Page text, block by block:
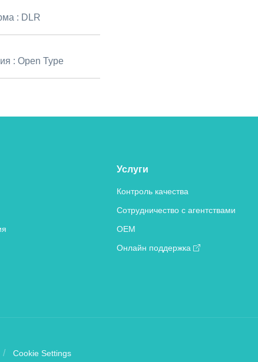
: DLR
: Open Type
Услуги
Контроль качества
Сотрудничество с агентствами
OEM
Онлайн поддержка
Cookie Settings